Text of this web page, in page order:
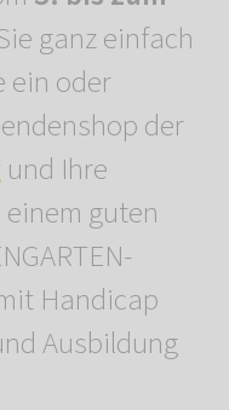
ganz einfach
ein oder
der
und Ihre
guten
Handicap
Ausbildung